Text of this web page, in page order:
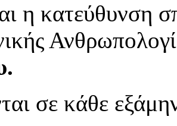
η κατεύθυνση
σε κάθε